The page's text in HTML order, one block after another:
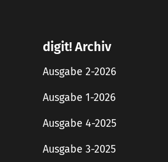
digit! Archiv
Ausgabe 2-2026
Ausgabe 1-2026
Ausgabe 4-2025
Ausgabe 3-2025